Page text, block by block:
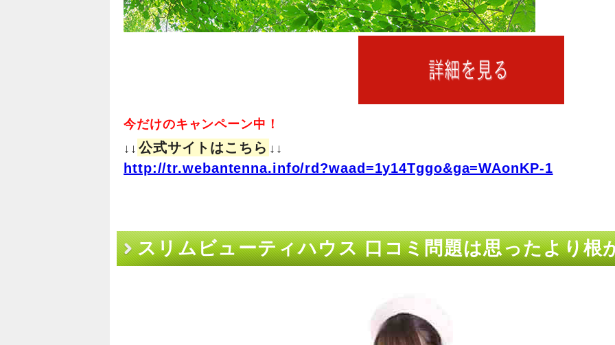
今だけのキャンペーン中！
↓↓ 公式サイトはこちら ↓↓
http://tr.webantenna.info/rd?waad=1y14Tggo&ga=WAonKP-1
スリムビューティハウス 口コミ問題は思ったより根